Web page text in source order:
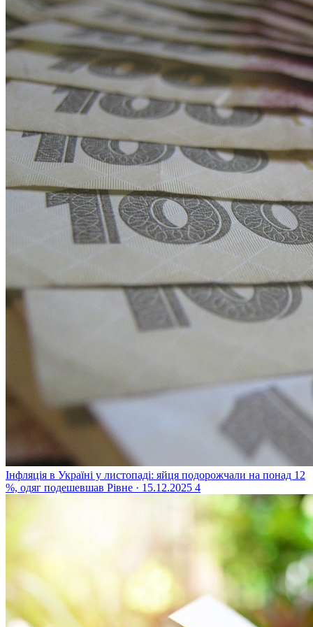
Інфляція в Україні у листопаді: яйця подорожчали на понад 12
%, одяг подешевшав Рівне · 15.12.2025 4